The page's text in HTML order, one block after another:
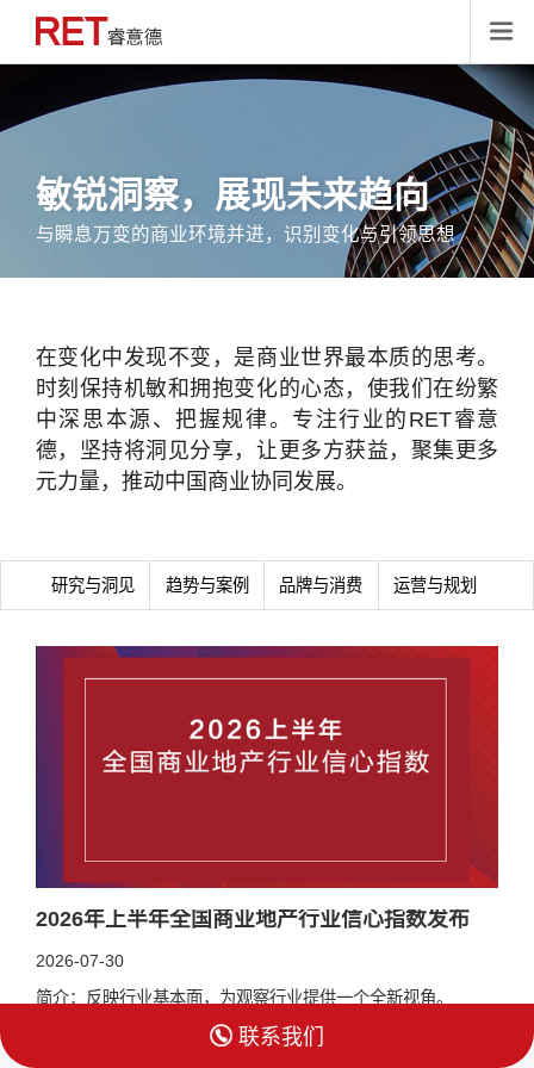

敏锐洞察，展现未来趋向
与瞬息万变的商业环境并进，识别变化与引领思想
在变化中发现不变，是商业世界最本质的思考。
时刻保持机敏和拥抱变化的心态，使我们在纷繁
中深思本源、把握规律。专注行业的RET睿意
德，坚持将洞见分享，让更多方获益，聚集更多
元力量，推动中国商业协同发展。
研究与洞见 趋势与案例 品牌与消费 运营与规划
2026年上半年全国商业地产行业信心指数发布
2026-07-30
简介：反映行业基本面，为观察行业提供一个全新视角。
 联系我们